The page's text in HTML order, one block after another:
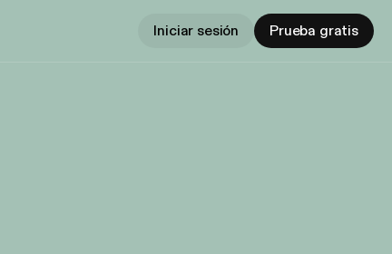
Iniciar sesión Prueba gratis